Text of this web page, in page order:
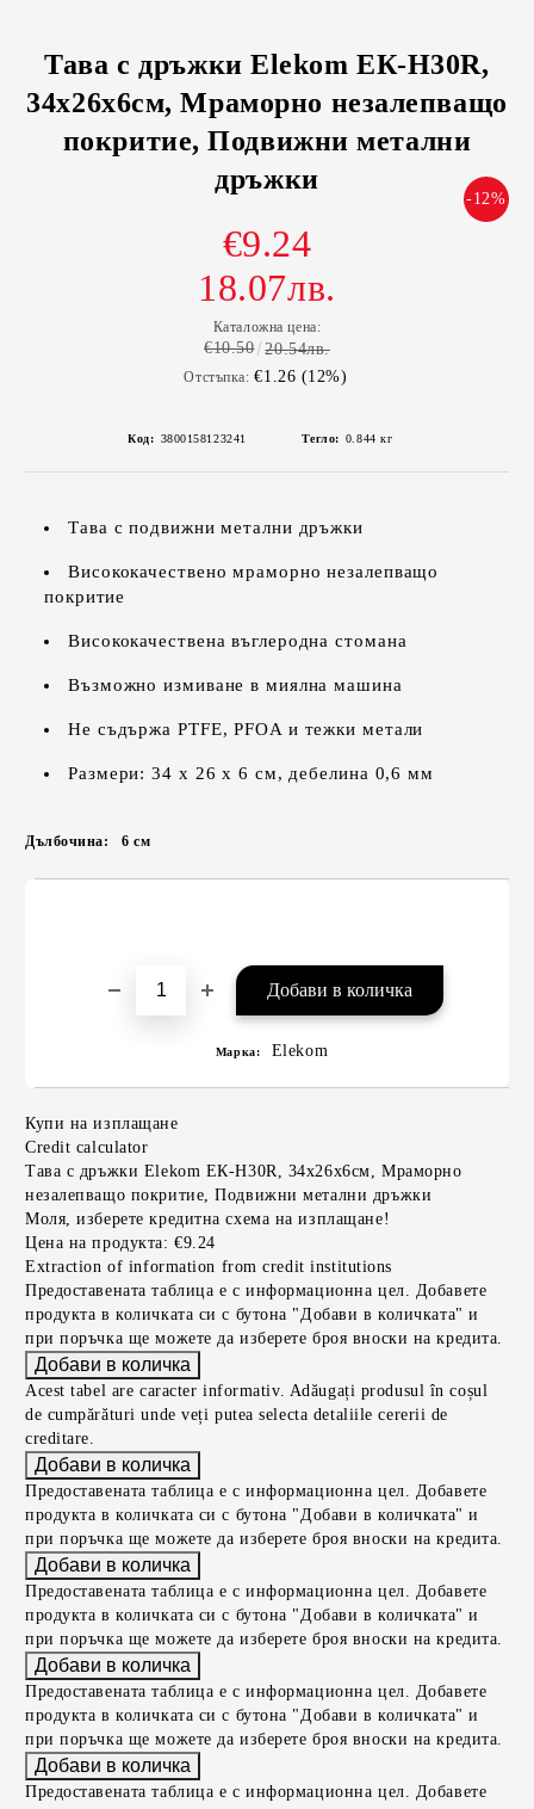
Тава с дръжки Elekom ЕК-Н30R,
34х26х6см, Мраморно незалепващо
покритие, Подвижни метални
дръжки
-12%
€9.24
18.07лв.
Каталожна цена:
€10.50 20.54лв.
Отстъпка: €1.26 (12%)
Код: 3800158123241 Тегло: 0.844 кг
Тава с подвижни метални дръжки
Висококачествено мраморно незалепващо
покритие
Висококачествена въглеродна стомана
Възможно измиване в миялна машина
Не съдържа PTFE, PFOA и тежки метали
Размери: 34 х 26 х 6 см, дебелина 0,6 мм
Дълбочина: 6см
Марка: Elekom
Купи на изплащане
Credit calculator
Тава с дръжки Elekom ЕК-Н30R, 34х26х6см, Мраморно
незалепващо покритие, Подвижни метални дръжки
Моля, изберете кредитна схема на изплащане!
Цена на продукта: €9.24
Extraction of information from credit institutions
Предоставената таблица е с информационна цел. Добавете
продукта в количката си с бутона "Добави в количката" и
при поръчка ще можете да изберете броя вноски на кредита.
Acest tabel are caracter informativ. Adăugați produsul în coșul
de cumpărături unde veți putea selecta detaliile cererii de
creditare.
Предоставената таблица е с информационна цел. Добавете
продукта в количката си с бутона "Добави в количката" и
при поръчка ще можете да изберете броя вноски на кредита.
Предоставената таблица е с информационна цел. Добавете
продукта в количката си с бутона "Добави в количката" и
при поръчка ще можете да изберете броя вноски на кредита.
Предоставената таблица е с информационна цел. Добавете
продукта в количката си с бутона "Добави в количката" и
при поръчка ще можете да изберете броя вноски на кредита.
Предоставената таблица е с информационна цел. Добавете